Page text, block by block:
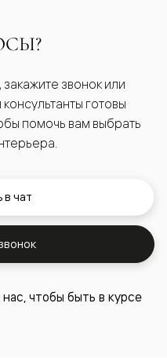
звонок или
готовы
помочь вам выбрать
в чат
чтобы быть в курсе